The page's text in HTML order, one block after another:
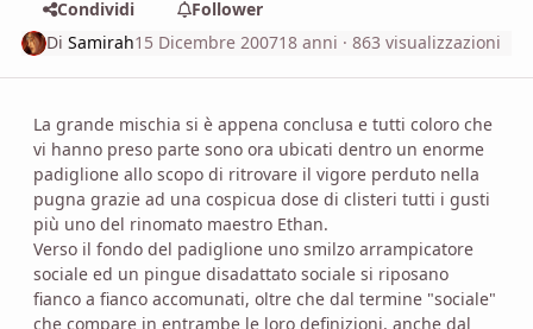
Condividi
Follower
DiSamirah15 Dicembre 200718 anni · 863 visualizzazioni
La grande mischia si è appena conclusa e tutti coloro che
vi hanno preso parte sono ora ubicati dentro un enorme
padiglione allo scopo di ritrovare il vigore perduto nella
pugna grazie ad una cospicua dose di clisteri tutti i gusti
più uno del rinomato maestro Ethan.
Verso il fondo del padiglione uno smilzo arrampicatore
sociale ed un pingue disadattato sociale si riposano
fianco a fianco accomunati, oltre che dal termine "sociale"
che compare in entrambe le loro definizioni, anche dal